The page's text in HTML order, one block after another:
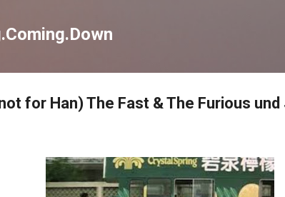
for Han) The Fast & The Furious und